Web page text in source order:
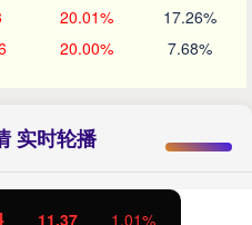
20.01% 17.26%
20.00% 7.68%
实时轮播
11.37 1.01%